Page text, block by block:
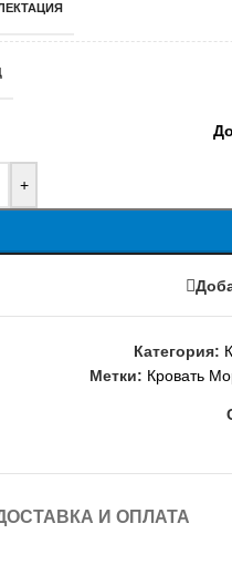
+
Категория:
Метки: Кровать
И ОПЛАТА